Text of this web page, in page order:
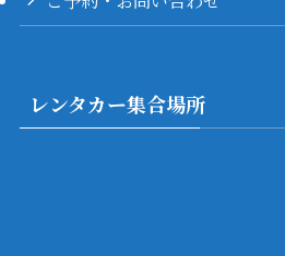
レンタカー集合場所